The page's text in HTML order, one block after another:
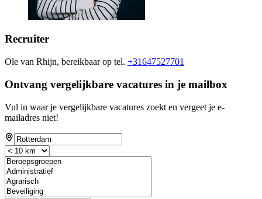
Recruiter
Ole van Rhijn, bereikbaar op tel. +31647527701
Ontvang vergelijkbare vacatures in je mailbox
Vul in waar je vergelijkbare vacatures zoekt en vergeet je e-
mailadres niet!